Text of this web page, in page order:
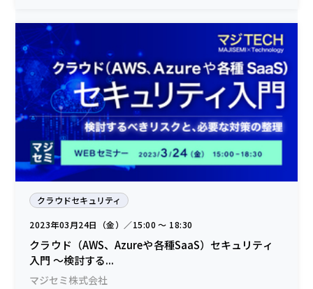
クラウドセキュリティ
2023年03月24日（金）／15:00 〜 18:30
クラウド（AWS、Azureや各種SaaS）セキュリティ
入門 ～検討する...
マジセミ株式会社